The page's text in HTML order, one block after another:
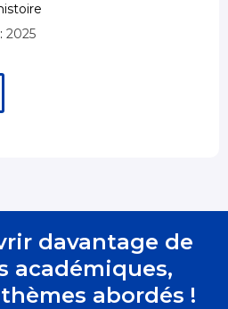
2025
davantage de
académiques,
abordés !